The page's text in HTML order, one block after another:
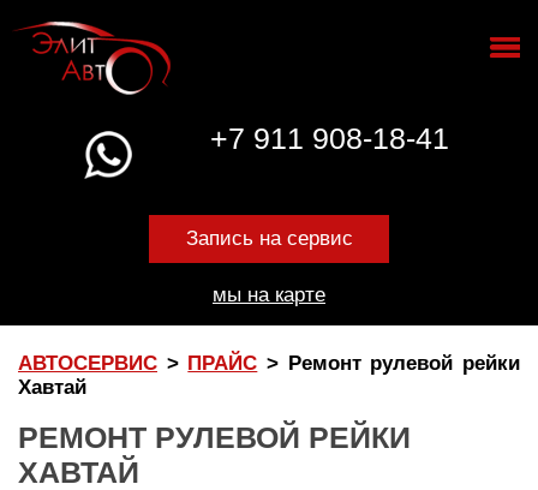
+7 911 908-18-41
Запись на сервис
мы на карте
АВТОСЕРВИС > ПРАЙС > Ремонт рулевой рейки
Хавтай
РЕМОНТ РУЛЕВОЙ РЕЙКИ
ХАВТАЙ